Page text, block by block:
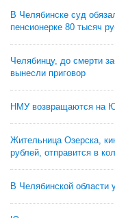
В Челябинске суд
пенсионерке 80 тысяч
Челябинцу, до смерти
вынесли приговор
НМУ возвращаются на
Жительница Озерска,
рублей, отправится в
В Челябинской области